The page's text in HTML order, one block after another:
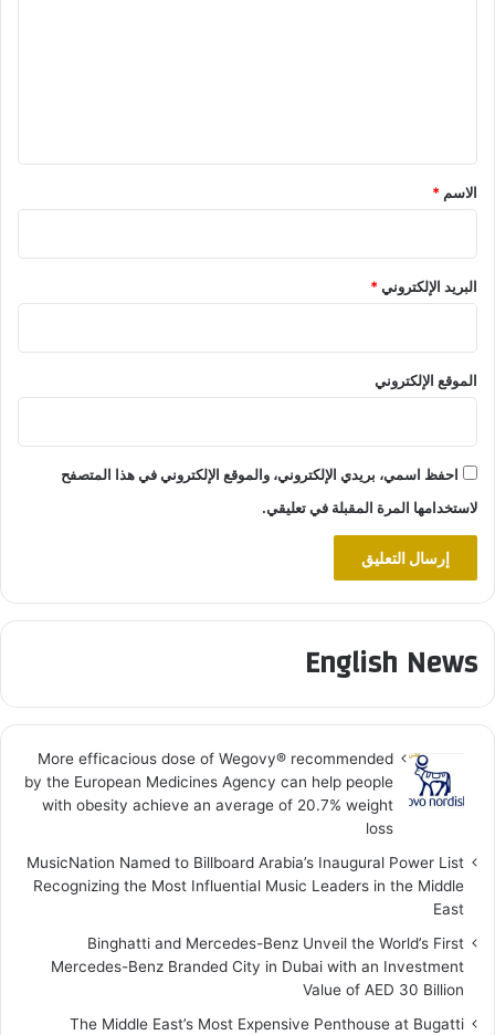
*
الاسم *
البريد الإلكتروني*
الموقع الإلكتروني
احفظ اسمي، بريدي الإلكتروني، والموقع الإلكتروني في هذا المتصفح
لاستخدامها المرة المقبلة في تعليقي.
English News
More efficacious dose of Wegovy®️ recommended
by the European Medicines Agency can help people
with obesity achieve an average of 20.7% weight
loss
MusicNation Named to Billboard Arabia’s Inaugural Power List
Recognizing the Most Influential Music Leaders in the Middle
East
Binghatti and Mercedes-Benz Unveil the World’s First
Mercedes-Benz Branded City in Dubai with an Investment
Value of AED 30 Billion
The Middle East’s Most Expensive Penthouse at Bugatti